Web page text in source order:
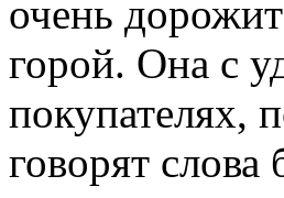
очень
горой. Она с
покупателях,
говорят